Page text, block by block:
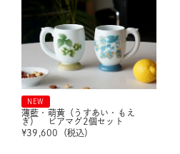
NEW
薄藍・萌黄（うすあい・もえ
ぎ） ビアマグ2個セット
¥39,600 （税込）